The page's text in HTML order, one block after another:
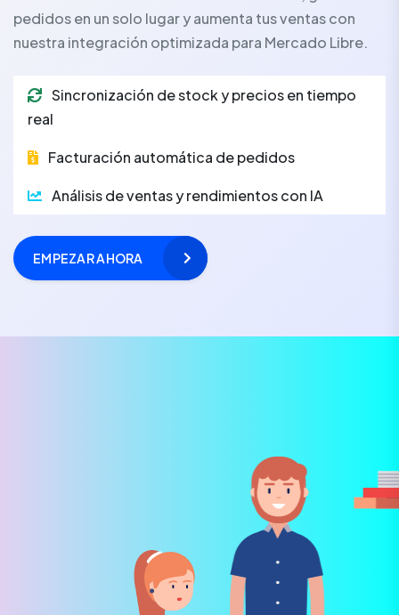
pedidos en un solo lugar y aumenta tus ventas con
nuestra integración optimizada para Mercado Libre.
Sincronización de stock y precios en tiempo
real
Facturación automática de pedidos
Análisis de ventas y rendimientos con IA
EMPEZAR AHORA